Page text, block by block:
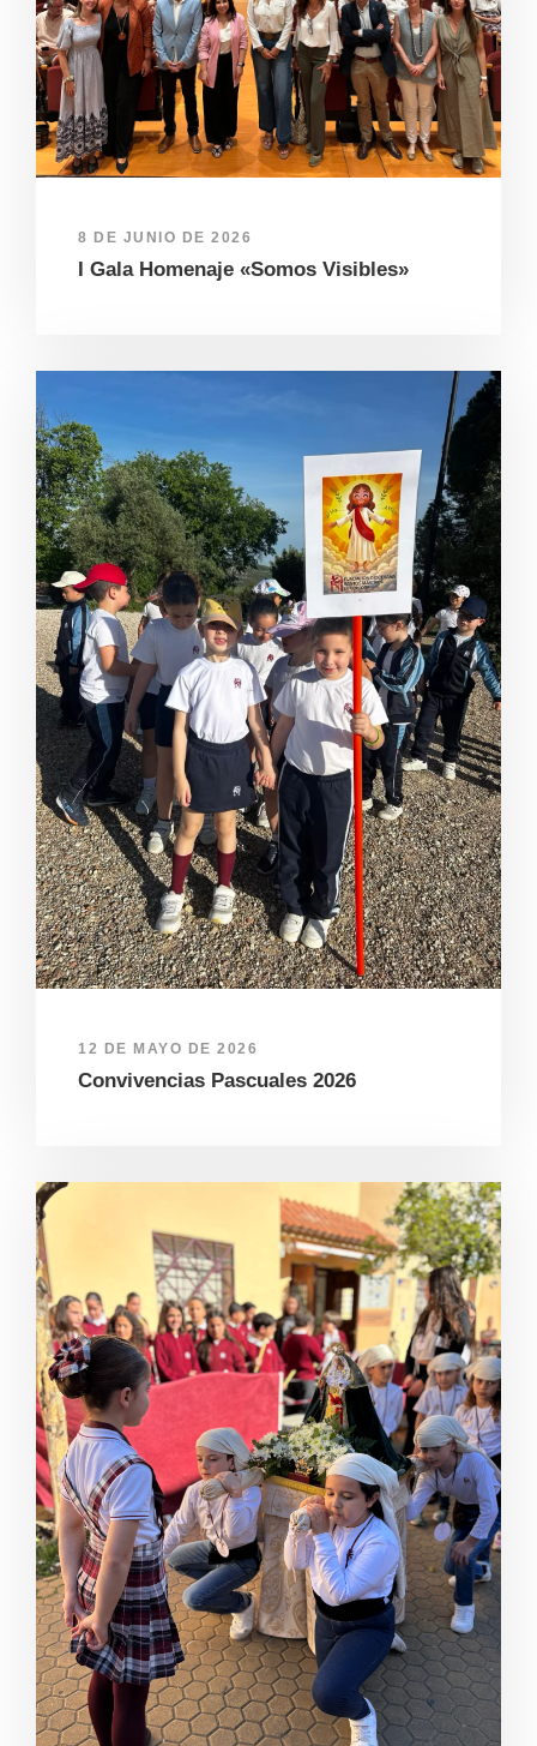
8 DE JUNIO DE 2026
I Gala Homenaje «Somos Visibles»
12 DE MAYO DE 2026
Convivencias Pascuales 2026